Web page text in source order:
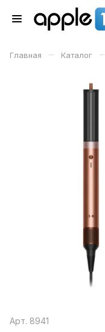
Главная – Каталог –
Арт. 8941